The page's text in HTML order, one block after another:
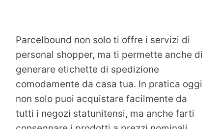
Parcelbound non solo ti offre i servizi di
personal shopper, ma ti permette anche di
generare etichette di spedizione
comodamente da casa tua. In pratica oggi
non solo puoi acquistare facilmente da
tutti i negozi statunitensi, ma anche farti